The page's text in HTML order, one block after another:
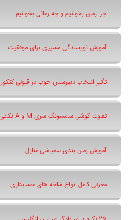
چرا رمان بخوانیم و چه رمانی بخوانیم
آموزش نویسندگی مسیری برای موفقیت
تأثیر انتخاب دبیرستان خوب در قبولی کنکور
تفاوت گوشی سامسونگ سری ‏M‏ و ‏A نکاتی که باید بدانیم
آموزش زمان بندی سمپاشی منازل
معرفی کامل انواع شاخه های حسابداری